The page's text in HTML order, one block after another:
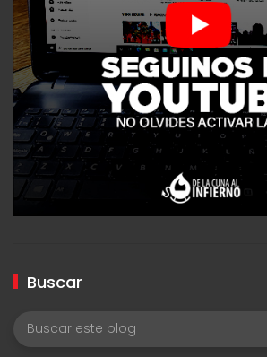
Buscar